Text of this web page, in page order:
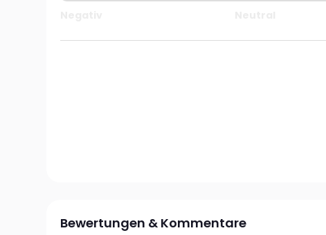
Bewertungen & Kommentare